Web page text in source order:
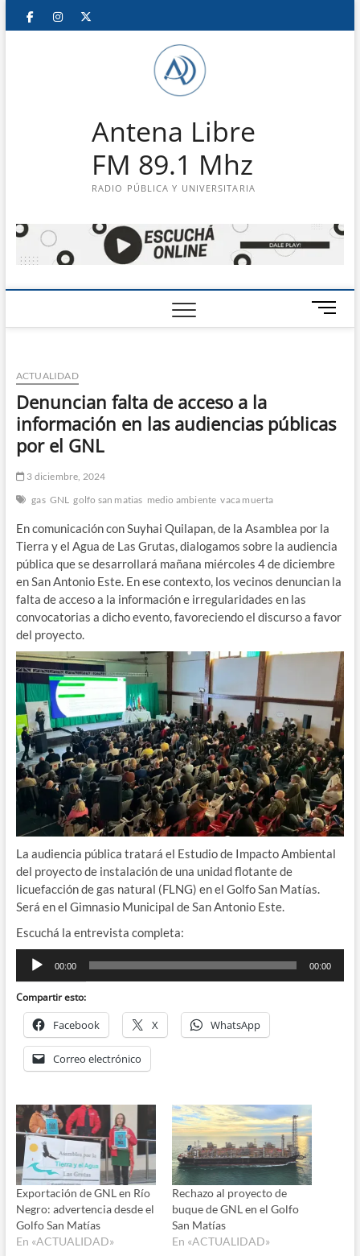
Saltar
FacebookInstagram
Antena Libre
FM 89.1 Mhz
RADIO PÚBLICA Y UNIVERSITARIA
B
o
m
ACTUALIDAD
Denuncian falta de acceso a la
información en las audiencias públicas
por el GNL
3 diciembre, 2024
gas GNL golfo san matias medio ambiente vaca muerta
En comunicación con Suyhai Quilapan, de la Asamblea por la
Tierra y el Agua de Las Grutas, dialogamos sobre la audiencia
pública que se desarrollará mañana miércoles 4 de diciembre
en San Antonio Este. En ese contexto, los vecinos denuncian la
falta de acceso a la información e irregularidades en las
convocatorias a dicho evento, favoreciendo el discurso a favor
del proyecto.
La audiencia pública tratará el Estudio de Impacto Ambiental
del proyecto de instalación de una unidad flotante de
licuefacción de gas natural (FLNG) en el Golfo San Matías.
Será en el Gimnasio Municipal de San Antonio Este.
Escuchá la entrevista completa:
Reproductor
audio
00:00 00:00
Compartir esto:
Facebook X WhatsApp
Correo electrónico
Exportación de GNL en Río
Negro: advertencia desde el
Golfo San Matías
En «ACTUALIDAD»
Rechazo al proyecto de
buque de GNL en el Golfo
San Matías
En «ACTUALIDAD»